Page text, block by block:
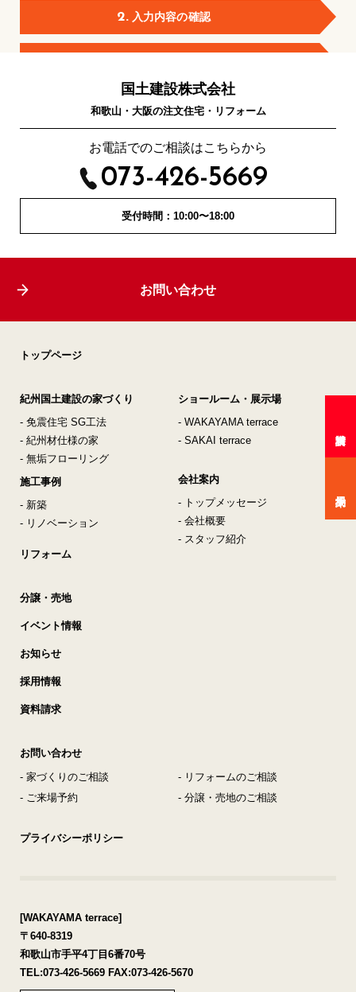
2.入力内容の確認
国土建設株式会社
和歌山・大阪の注文住宅・リフォーム
お電話でのご相談はこちらから
073-426-5669
受付時間：10:00〜18:00
お問い合わせ
トップページ
紀州国土建設の家づくり
- 免震住宅 SG工法
- 紀州材仕様の家
- 無垢フローリング
施工事例
- 新築
- リノベーション
リフォーム
分譲・売地
イベント情報
お知らせ
採用情報
資料請求
ショールーム・展示場
- WAKAYAMA terrace
- SAKAI terrace
会社案内
- トップメッセージ
- 会社概要
- スタッフ紹介
お問い合わせ
- 家づくりのご相談
- リフォームのご相談
- ご来場予約
- 分譲・売地のご相談
プライバシーポリシー
[WAKAYAMA terrace]
〒640-8319
和歌山市手平4丁目6番70号
TEL:073-426-5669 FAX:073-426-5670